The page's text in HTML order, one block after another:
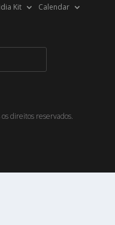
Kit Calendar
direitos reservados.